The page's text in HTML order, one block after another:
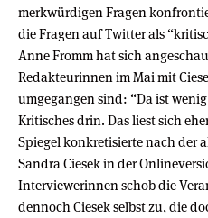
merkwürdigen Fragen
die Fragen auf Twitter als
Anne Fromm hat sich
Redakteurinnen im Mai mit
umgegangen sind: “Da ist
Kritisches drin. Das liest sich
Spiegel konkretisierte nach der
Sandra Ciesek in der
Interviewerinnen schob die
dennoch Ciesek selbst zu, die